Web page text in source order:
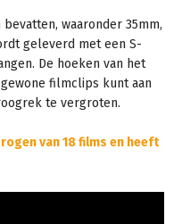
waaronder 35mm,
geleverd met een S-
De hoeken van het
filmclips kunt aan
te vergroten.
van18films en heeft